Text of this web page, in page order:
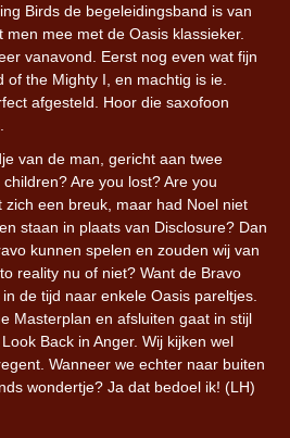
Birds de begeleidingsband is van
mee met de Oasis klassieker.
vanavond. Eerst nog even wat fijn
of the Mighty I, en machtig is ie.
afgesteld. Hoor die saxofoon
van de man, gericht aan twee
Are you lost? Are you
zich een breuk, maar had Noel niet
staan in plaats van Disclosure? Dan
kunnen spelen en zouden wij van
reality nu of niet? Want de Bravo
de tijd naar enkele Oasis pareltjes.
Masterplan en afsluiten gaat in stijl
Back in Anger. Wij kijken wel
Wanneer we echter naar buiten
wondertje? Ja dat bedoel ik! (LH)